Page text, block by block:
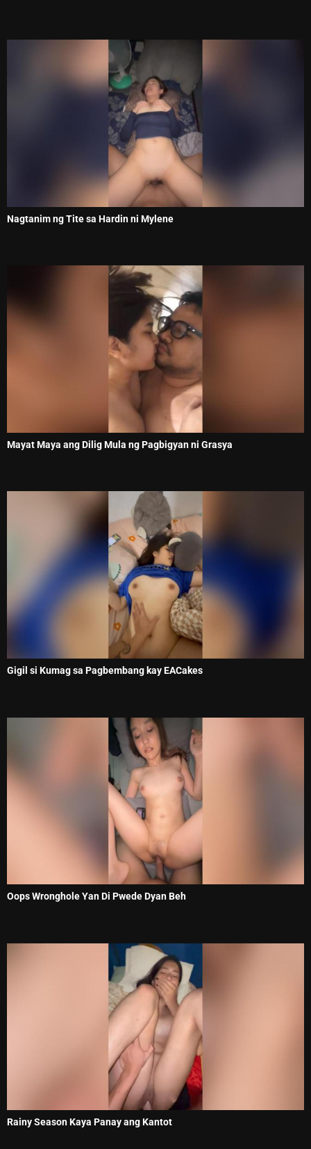
Nagtanim ng Tite sa Hardin ni Mylene
Mayat Maya ang Dilig Mula ng Pagbigyan ni Grasya
Gigil si Kumag sa Pagbembang kay EACakes
Oops Wronghole Yan Di Pwede Dyan Beh
Rainy Season Kaya Panay ang Kantot